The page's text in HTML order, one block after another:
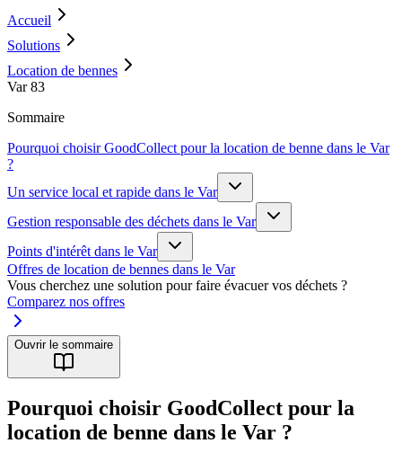
Accueil
Solutions
Location de bennes
Var 83
Sommaire
Pourquoi choisir GoodCollect pour la location de benne dans le Var
?
Un service local et rapide dans le Var
Gestion responsable des déchets dans le Var
Points d'intérêt dans le Var
Offres de location de bennes dans le Var
Vous cherchez une solution pour faire évacuer vos déchets ?
Comparez nos offres
Ouvrir le sommaire
Pourquoi choisir GoodCollect pour la
location de benne dans le Var ?